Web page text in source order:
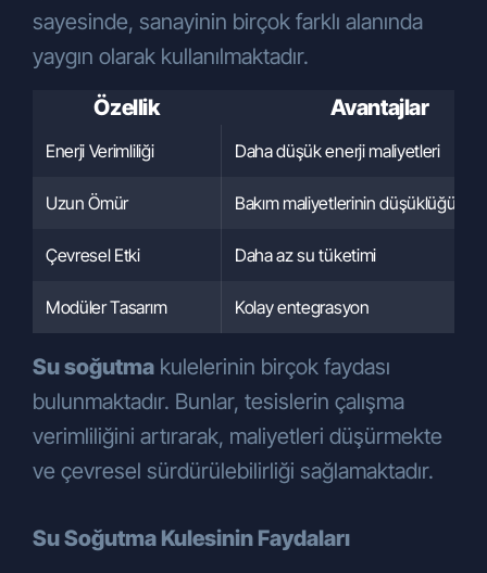
sayesinde, sanayinin birçok farklı alanında
yaygın olarak kullanılmaktadır.
Özellik
Avantajlar
Enerji Verimliliği Daha düşük enerji maliyetleri
Uzun Ömür Bakım maliyetlerinin düşüklüğü
Çevresel Etki Daha az su tüketimi
Modüler Tasarım Kolay entegrasyon
Su soğutma kulelerinin birçok faydası
bulunmaktadır. Bunlar, tesislerin çalışma
verimliliğini artırarak, maliyetleri düşürmekte
ve çevresel sürdürülebilirliği sağlamaktadır.
Su Soğutma Kulesinin Faydaları
amaçlarıyla KVKK’nın 5. ve 6.
maddelerinde belirtilen kişisel veri işleme
Kişisel Verilerin Aktarılması
amaçlar çerçevesinde, aşağıdaki
durumlarda aktarılabilecektir:
Hukuki yükümlülüklerimizi yerine
getirmek üzere
yetkili kamu
tedarikçilere
aktarılabilir.
Şirketimiz tarafından sunulan ürün ve
gerekli çalışmaların iş birimlerimiz
tarafından yapılması,
Şirketimiz tarafından sunulan ürün ve
hizmetlerin sizlerin beğeni, kullanım
alışkanlıkları ve ihtiyaçlarına göre
Şirketimizin ve Şirketimizle iş ilişkisi